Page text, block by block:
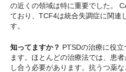
の近くの領域は特に重要でした。
ており、TCF4は統合失調症に関連
す。
知ってますか？ PTSDの治療に役
ます。ほとんどの治療法では、患
し合う必要があります。抗うつ薬